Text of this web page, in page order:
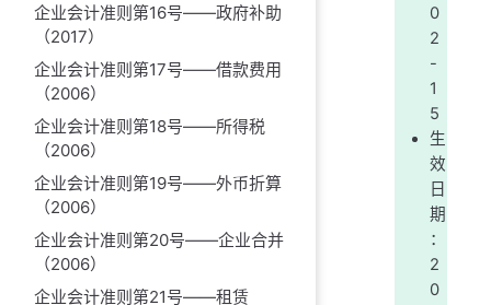
企业会计准则第16号——政府补助
（2017）
企业会计准则第17号——借款费用
（2006）
企业会计准则第18号——所得税
（2006）
企业会计准则第19号——外币折算
（2006）
企业会计准则第20号——企业合并
（2006）
企业会计准则第21号——租赁
0
2
-
1
5
生
效
日
期
：
2
0